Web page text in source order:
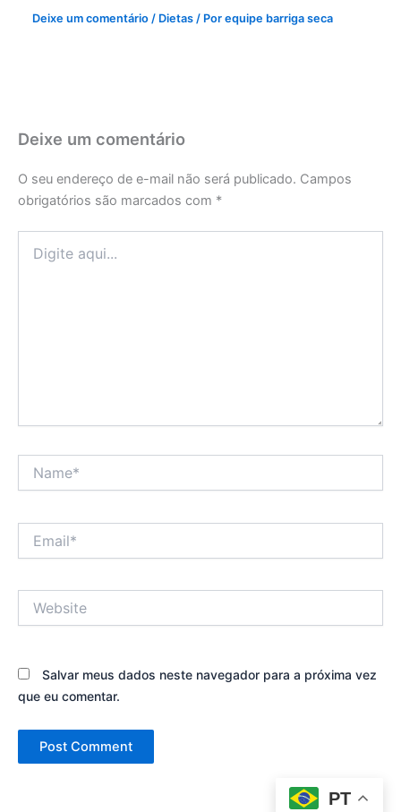
Deixe um comentário / Dietas / Porequipe barriga seca
Deixe um comentário
O seu endereço de e-mail não será publicado. Campos
obrigatórios são marcados com *
aqui...
Salvar meus dados neste navegador para a próxima vez
que eu comentar.
PT